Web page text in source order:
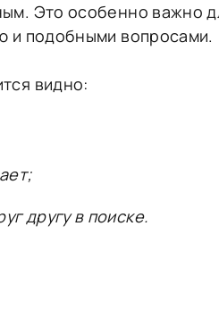
Это особенно важно
и подобными вопросами.
видно:
другу в поиске.